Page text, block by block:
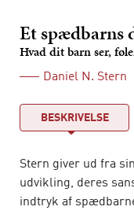
Et spædbarns
Hvad dit barn ser,
Daniel N. Stern
BESKRIVELSE
Stern giver ud fra
udvikling, deres
indtryk af